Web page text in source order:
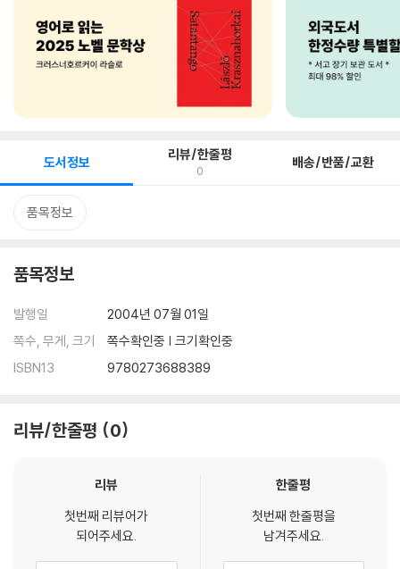
도서정보 리뷰/한줄평
0 배송/반품/교환
품목정보
품목정보
발행일
2004년 07월 01일
쪽수, 무게, 크기
쪽수확인중 | 크기확인중
ISBN13
9780273688389
리뷰/한줄평 0
리뷰
첫번째 리뷰어가
되어주세요.
한줄평
첫번째 한줄평을
남겨주세요.